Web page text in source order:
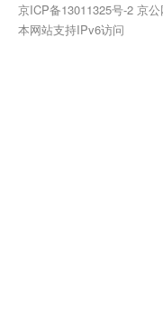
京ICP备13011325号-2 京
本网站支持IPv6访问